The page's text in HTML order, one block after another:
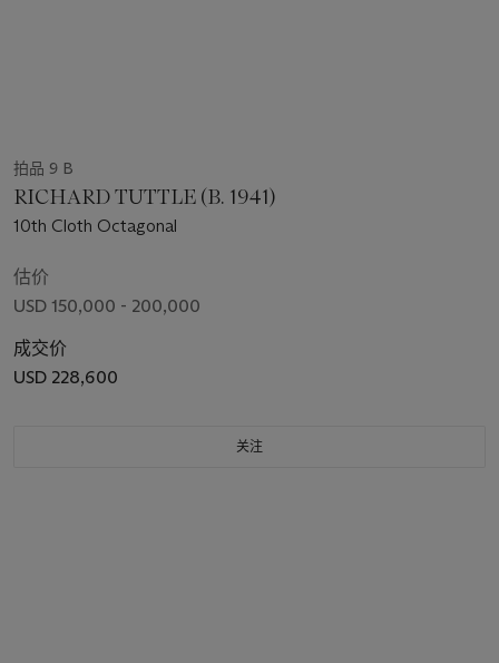
拍品 9 B
RICHARD TUTTLE (B. 1941)
10th Cloth Octagonal
估价
USD 150,000 - 200,000
成交价
USD 228,600
关注